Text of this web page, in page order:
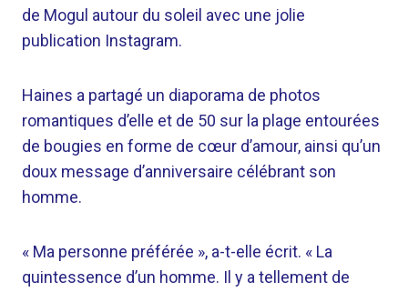
de Mogul autour du soleil avec une jolie
publication Instagram.
Haines a partagé un diaporama de photos
romantiques d’elle et de 50 sur la plage entourées
de bougies en forme de cœur d’amour, ainsi qu’un
doux message d’anniversaire célébrant son
homme.
« Ma personne préférée », a-t-elle écrit. « La
quintessence d’un homme. Il y a tellement de